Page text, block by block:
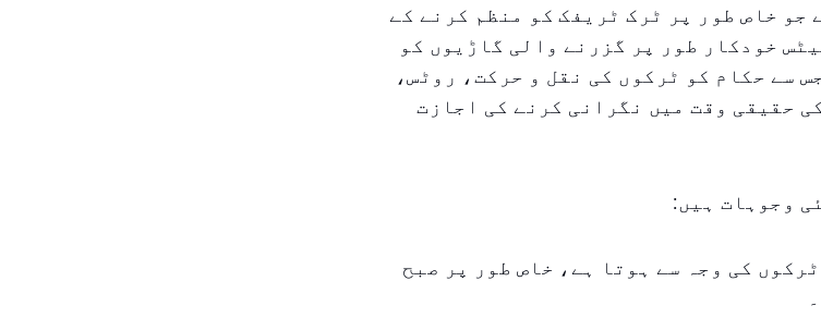
جو خاص طور پر ٹرک ٹریفک کو منظم کرنے کے
خودکار طور پر گزرنے والی گاڑیوں کو
سے حکام کو ٹرکوں کی نقل و حرکت، روٹس،
حقیقی وقت میں نگرانی کرنے کی اجازت
وجوہات ہیں:
کی وجہ سے ہوتا ہے، خاص طور پر صبح